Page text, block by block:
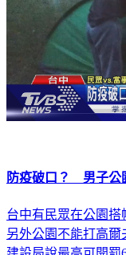
防疫破口？ 男子公
台中有民眾在公園搭
另外公園不能打高爾